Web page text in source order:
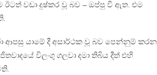
ඊටත් වඩා දුෂ්කර වූ බව – ඔප්පු වී ඇත. එම
ආපසු යාමේ දී අසාර්ථක වූ බව පෙන්නුම් කරන
විලංගු ගලවා දමා තිබිය දීත් එහි